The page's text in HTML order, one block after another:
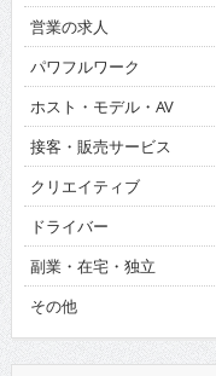
営業の求人
パワフルワーク
ホスト・モデル・AV
接客・販売サービス
クリエイティブ
ドライバー
副業・在宅・独立
その他